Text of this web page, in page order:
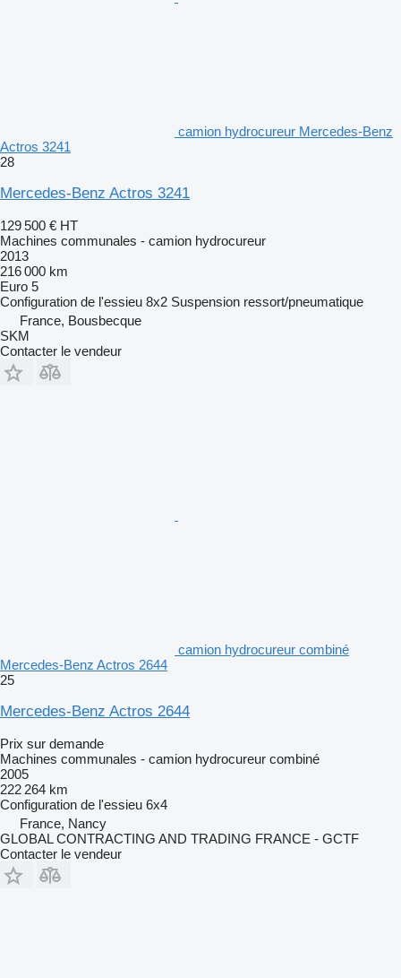
camion hydrocureur Mercedes-Benz
Actros 3241
28
Mercedes-Benz Actros 3241
129 500 € HT
Machines communales - camion hydrocureur
2013
216 000 km
Euro 5
Configuration de l'essieu 8x2 Suspension ressort/pneumatique
France, Bousbecque
SKM
Contacter le vendeur
camion hydrocureur combiné
Mercedes-Benz Actros 2644
25
Mercedes-Benz Actros 2644
Prix sur demande
Machines communales - camion hydrocureur combiné
2005
222 264 km
Configuration de l'essieu 6x4
France, Nancy
GLOBAL CONTRACTING AND TRADING FRANCE - GCTF
Contacter le vendeur